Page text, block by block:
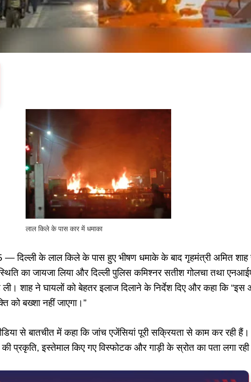
लाल किले के पास कार में धमाका
दिल्ली के लाल किले के पास हुए भीषण धमाके के बाद गृहमंत्री अमित शाह
का जायजा लिया और दिल्ली पुलिस कमिश्नर सतीश गोलचा तथा
ली। शाह ने घायलों को बेहतर इलाज दिलाने के निर्देश दिए और कहा कि
को बख्शा नहीं जाएगा।”
से बातचीत में कहा कि जांच एजेंसियां पूरी सक्रियता से काम कर रही
प्रकृति, इस्तेमाल किए गए विस्फोटक और गाड़ी के स्रोत का पता लगा रही